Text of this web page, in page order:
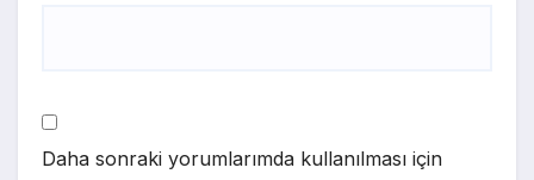
Daha sonraki yorumlarımda kullanılması için